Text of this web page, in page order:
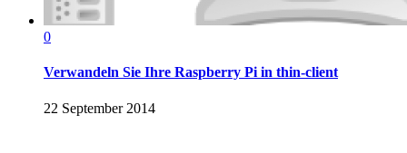
0
Verwandeln Sie Ihre Raspberry Pi in thin-client
22 September 2014